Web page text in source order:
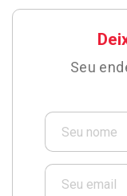
Seu